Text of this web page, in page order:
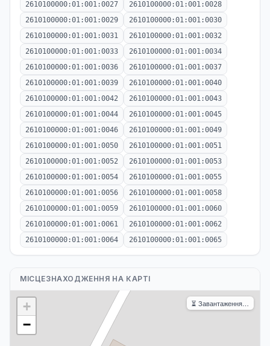
2610100000:01:001:0027
2610100000:01:001:0028
2610100000:01:001:0029
2610100000:01:001:0030
2610100000:01:001:0031
2610100000:01:001:0032
2610100000:01:001:0033
2610100000:01:001:0034
2610100000:01:001:0036
2610100000:01:001:0037
2610100000:01:001:0039
2610100000:01:001:0040
2610100000:01:001:0042
2610100000:01:001:0043
2610100000:01:001:0044
2610100000:01:001:0045
2610100000:01:001:0046
2610100000:01:001:0049
2610100000:01:001:0050
2610100000:01:001:0051
2610100000:01:001:0052
2610100000:01:001:0053
2610100000:01:001:0054
2610100000:01:001:0055
2610100000:01:001:0056
2610100000:01:001:0058
2610100000:01:001:0059
2610100000:01:001:0060
2610100000:01:001:0061
2610100000:01:001:0062
2610100000:01:001:0064
2610100000:01:001:0065
МІСЦЕЗНАХОДЖЕННЯ НА КАРТІ
+
−
⏳ Завантаження…